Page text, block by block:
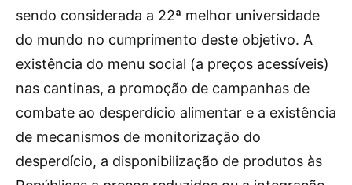
sendo considerada a 22ª melhor universidade
do mundo no cumprimento deste objetivo. A
existência do menu social (a preços acessíveis)
nas cantinas, a promoção de campanhas de
combate ao desperdício alimentar e a existência
de mecanismos de monitorização do
desperdício, a disponibilização de produtos às